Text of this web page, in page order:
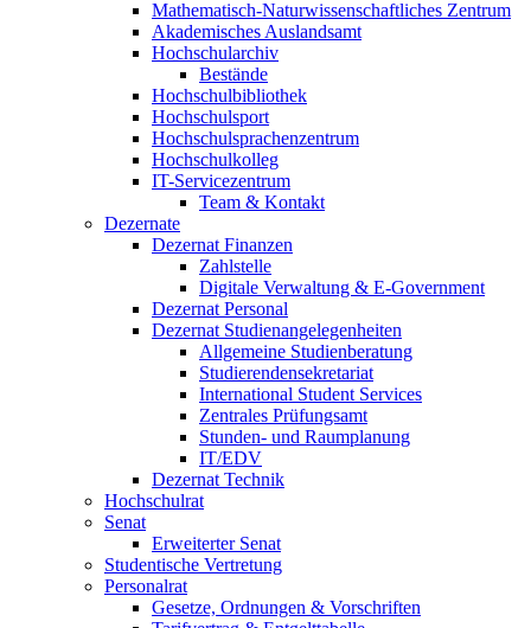
Mathematisch-Naturwissenschaftliches Zentrum
Akademisches Auslandsamt
Hochschularchiv
Bestände
Hochschulbibliothek
Hochschulsport
Hochschulsprachenzentrum
Hochschulkolleg
IT-Servicezentrum
Team & Kontakt
Dezernate
Dezernat Finanzen
Zahlstelle
Digitale Verwaltung & E-Government
Dezernat Personal
Dezernat Studienangelegenheiten
Allgemeine Studienberatung
Studierendensekretariat
International Student Services
Zentrales Prüfungsamt
Stunden- und Raumplanung
IT/EDV
Dezernat Technik
Hochschulrat
Senat
Erweiterter Senat
Studentische Vertretung
Personalrat
Gesetze, Ordnungen & Vorschriften